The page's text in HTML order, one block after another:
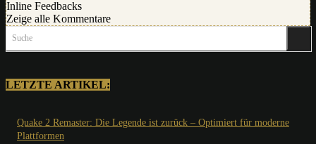
Inline Feedbacks
Zeige alle Kommentare
Suche
LETZTE ARTIKEL:
Quake 2 Remaster: Die Legende ist zurück – Optimiert für moderne
Plattformen